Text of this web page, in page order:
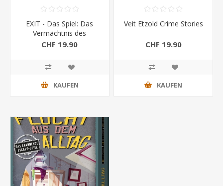
EXIT - Das Spiel: Das
Vermächtnis des
Weltreisenden
CHF 19.90
KAUFEN
Veit Etzold Crime Stories
CHF 19.90
KAUFEN